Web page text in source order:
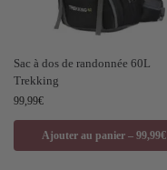
Sac à dos de randonnée 60L
Trekking
99,99€
Ajouter au panier – 99,99€